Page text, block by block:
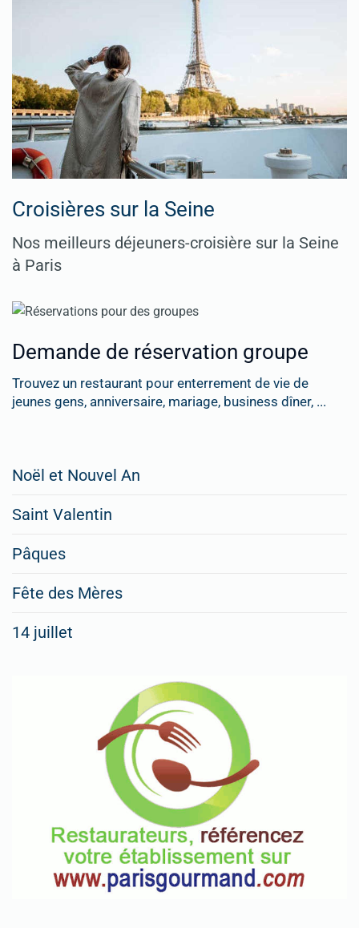
Croisières sur la Seine
Nos meilleurs déjeuners-croisière sur la Seine
à Paris
Demande de réservation groupe
Trouvez un restaurant pour enterrement de vie de
jeunes gens, anniversaire, mariage, business dîner, ...
rubriques
Spéciales
Fêtes
Pour
enregistrer
votre
restaurant
Noël et Nouvel An
Saint Valentin
Pâques
Fête des Mères
14 juillet